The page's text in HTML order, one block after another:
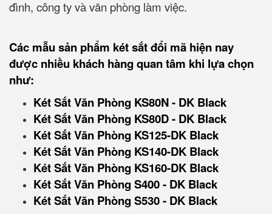
đình, công ty và văn phòng làm việc.
Các mẫu sản phẩm két sắt đổi mã hiện nay
được nhiều khách hàng quan tâm khi lựa chọn
như:
Két Sắt Văn Phòng KS80N - DK Black
Két Sắt Văn Phòng KS80D - DK Black
Két Sắt Văn Phòng KS125-DK Black
Két Sắt Văn Phòng KS140-DK Black
Két Sắt Văn Phòng KS160-DK Black
Két Sắt Văn Phòng S400 - DK Black
Két Sắt Văn Phòng S530 - DK Black